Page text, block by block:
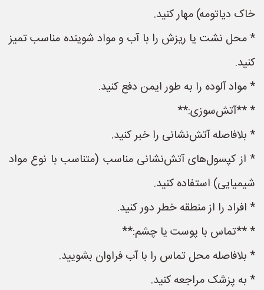
خاک دیاتومه) مهار کنید.
* محل نشت یا ریزش را با آب و مواد شوینده مناسب تمیز
کنید.
* مواد آلوده را به طور ایمن دفع کنید.
* **آتش‌سوزی:**
* بلافاصله آتش‌نشانی را خبر کنید.
* از کپسول‌های آتش‌نشانی مناسب (متناسب با نوع مواد
شیمیایی) استفاده کنید.
* افراد را از منطقه خطر دور کنید.
* **تماس با پوست یا چشم:**
* بلافاصله محل تماس را با آب فراوان بشویید.
* به پزشک مراجعه کنید.